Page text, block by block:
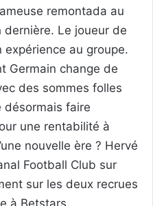
remontada au
dernière. Le joueur de
au groupe.
Germain change de
des sommes folles
désormais faire
une rentabilité à
nouvelle ère ? Hervé
Football Club sur
sur les deux recrues